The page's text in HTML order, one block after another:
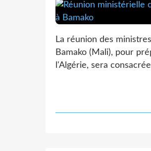
La réunion des
Bamako (Mali), pour
l'Algérie, sera